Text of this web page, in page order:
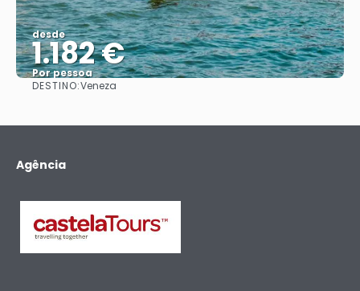
desde
1.182 €
Por pessoa
DESTINO:Veneza
Agência